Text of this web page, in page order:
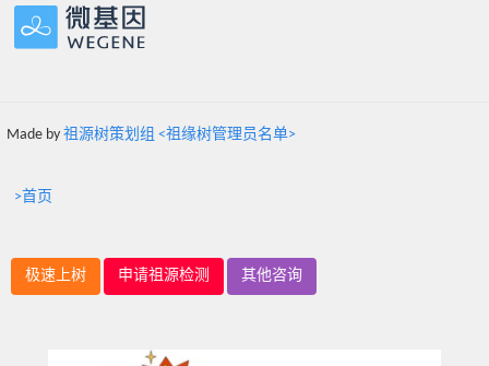
Made by 祖源树策划组 <祖缘树管理员名单>
>首页
极速上树 申请祖源检测 其他咨询